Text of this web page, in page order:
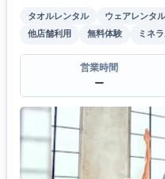
タオルレンタル ウェアレンタル
他店舗利用
無料体験 ミネ
営業時間
ー